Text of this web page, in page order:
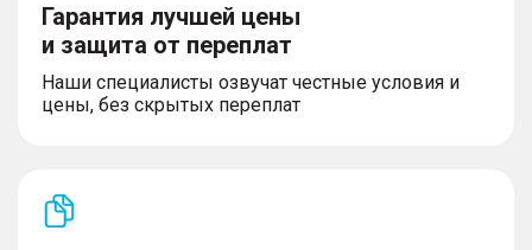
Гарантия лучшей цены
и защита от переплат
Наши специалисты озвучат честные условия и
цены, без скрытых переплат